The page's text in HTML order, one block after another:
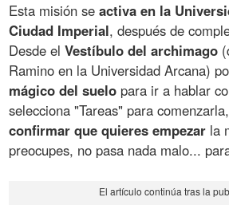
Esta misión seactiva en la
Ciudad Imperial, después de
Desde elVestíbulo del archimago
Ramino en la Universidad Arcana)
mágico del suelo para ir a hablar
selecciona "Tareas" para
confirmar que quieres empezar la
preocupes, no pasa nada malo...